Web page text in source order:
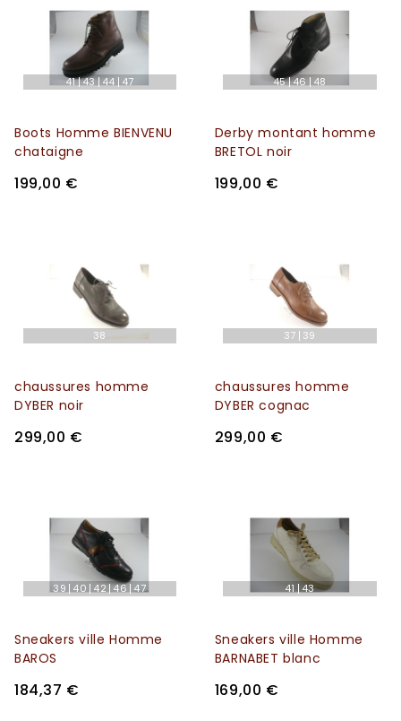
41 43 44 47
Boots Homme BIENVENU
chataigne
199,00 €
45 46 48
Derby montant homme
BRETOL noir
199,00 €
38
chaussures homme
DYBER noir
299,00 €
37 39
chaussures homme
DYBER cognac
299,00 €
39 40 42 46 47
Sneakers ville Homme
BAROS
184,37 €
41 43
Sneakers ville Homme
BARNABET blanc
169,00 €